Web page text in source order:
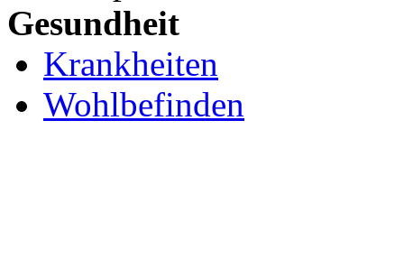
Gesundheit
Krankheiten
Wohlbefinden